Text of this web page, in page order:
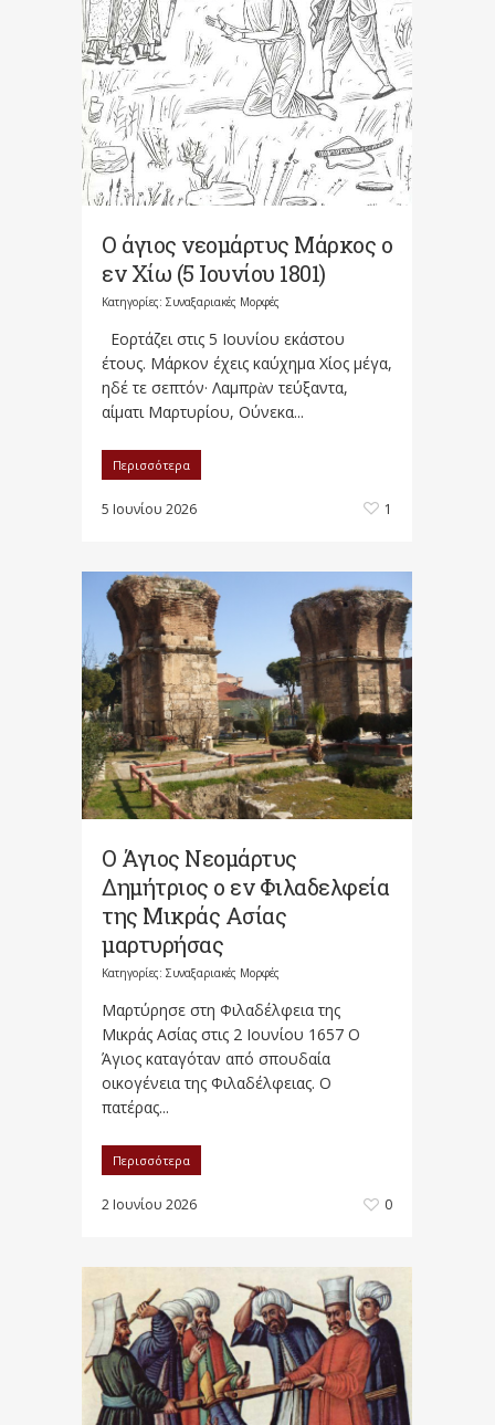
Ο άγιος νεομάρτυς Μάρκος ο
εν Χίω (5 Ιουνίου 1801)
Κατηγορίες: Συναξαριακές Μορφές
Εορτάζει στις 5 Ιουνίου εκάστου
έτους. Μάρκον έχεις καύχημα Χίος μέγα,
ηδέ τε σεπτόν· Λαμπρὰν τεύξαντα,
αίματι Μαρτυρίου, Ούνεκα...
Περισσότερα
5 Ιουνίου 2026 1
Ο Άγιος Νεομάρτυς
Δημήτριος ο εν Φιλαδελφεία
της Μικράς Ασίας
μαρτυρήσας
Κατηγορίες: Συναξαριακές Μορφές
Μαρτύρησε στη Φιλαδέλφεια της
Μικράς Ασίας στις 2 Ιουνίου 1657 Ο
Άγιος καταγόταν από σπουδαία
οικογένεια της Φιλαδέλφειας. Ο
πατέρας...
Περισσότερα
2 Ιουνίου 2026 0